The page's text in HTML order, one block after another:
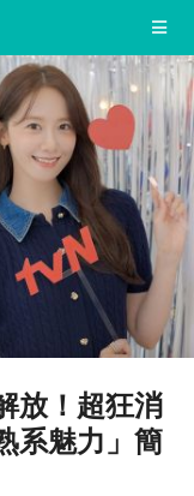
放！超狂消
系魅力」簡